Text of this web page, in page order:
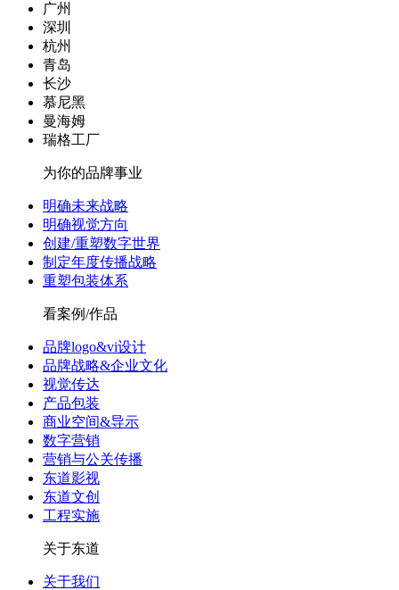
广州
深圳
杭州
青岛
长沙
慕尼黑
曼海姆
瑞格工厂
为你的品牌事业
明确未来战略
明确视觉方向
创建/重塑数字世界
制定年度传播战略
重塑包装体系
看案例/作品
品牌logo&vi设计
品牌战略&企业文化
视觉传达
产品包装
商业空间&导示
数字营销
营销与公关传播
东道影视
东道文创
工程实施
关于东道
关于我们